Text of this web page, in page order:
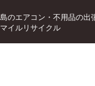
のエアコン・不用品の出
イルリサイクル